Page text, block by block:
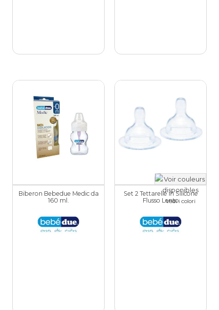
Biberon Bebedue Medic da
160 ml.
Set 2 Tettarelle in Silicone
Flusso LentoVedi i colori